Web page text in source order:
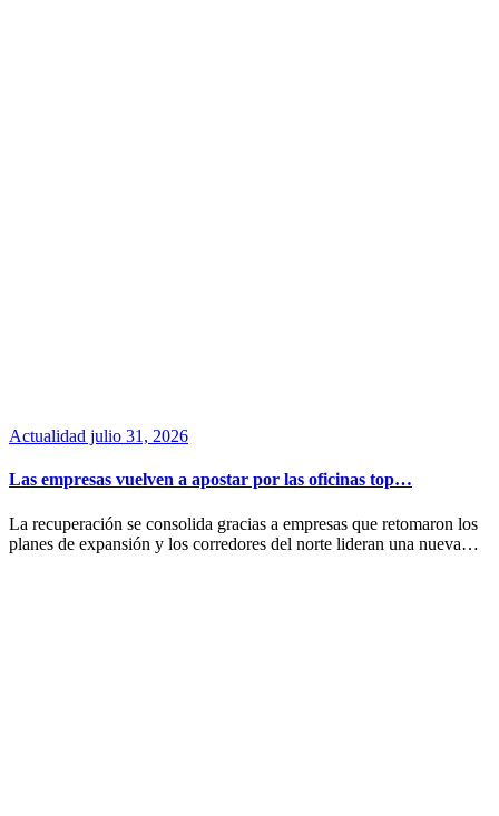
Actualidad julio 31, 2026
Las empresas vuelven a apostar por las oficinas top…
La recuperación se consolida gracias a empresas que retomaron los
planes de expansión y los corredores del norte lideran una nueva…